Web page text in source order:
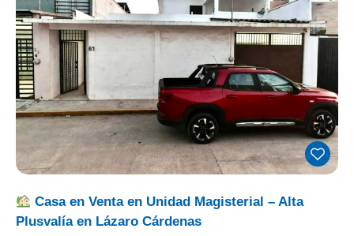
Casa en Venta en Unidad Magisterial – Alta
Plusvalía en Lázaro Cárdenas